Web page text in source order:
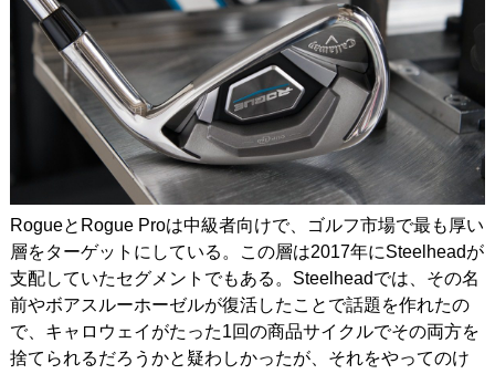
RogueとRogue Proは中級者向けで、ゴルフ市場で最も厚い
層をターゲットにしている。この層は2017年にSteelheadが
支配していたセグメントでもある。Steelheadでは、その名
前やボアスルーホーゼルが復活したことで話題を作れたの
で、キャロウェイがたった1回の商品サイクルでその両方を
捨てられるだろうかと疑わしかったが、それをやってのけ